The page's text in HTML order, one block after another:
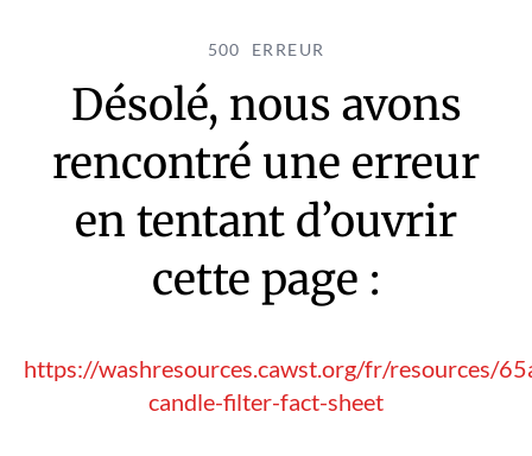
500 ERREUR
Désolé, nous avons
rencontré une erreur
en tentant d’ouvrir
cette page :
https://washresources.cawst.org/fr/resources/
candle-filter-fact-sheet